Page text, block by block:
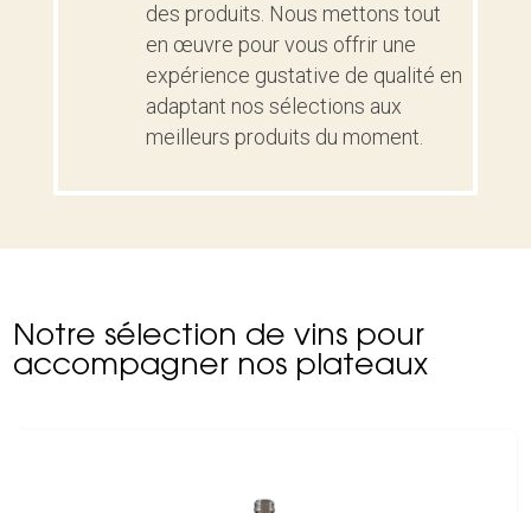
des produits. Nous mettons tout
en œuvre pour vous offrir une
expérience gustative de qualité en
adaptant nos sélections aux
meilleurs produits du moment.
Notre sélection de vins pour
accompagner nos plateaux